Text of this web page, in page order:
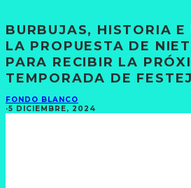
BURBUJAS, HISTORIA
LA PROPUESTA DE
PARA RECIBIR LA
TEMPORADA DE
FONDO BLANCO
·5 DICIEMBRE, 2024